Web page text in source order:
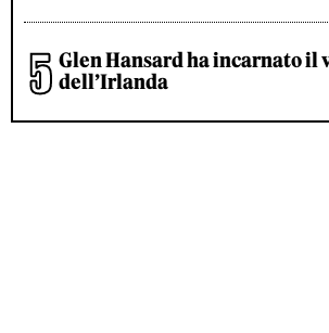
Glen Hansard ha incarnato il
dell’Irlanda